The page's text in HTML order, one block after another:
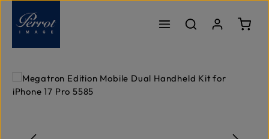
Zum Hauptinhalt springen
Bildergalerie überspringen